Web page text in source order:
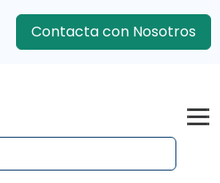
Contacta con Nosotros